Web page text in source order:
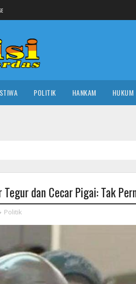
POLITIK HANKAM HUKUM
dan Cecar Pigai: Tak
Politik